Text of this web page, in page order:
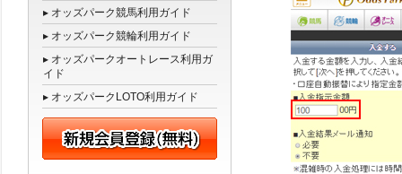
▸ オッズパーク競馬利用ガイド
▸ オッズパーク競輪利用ガイド
▸ オッズパークオートレース利用ガ
イド
▸ オッズパークLOTO利用ガイド